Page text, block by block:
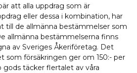
att alla uppdrag som är
eller dessa i kombination, har
till de allmänna bestämmelser som
allmänna bestämmelserna finns
av Sveriges Åkeriföretag. Det
som försäkringen ger om 150:- per
gods täcker flertalet av våra